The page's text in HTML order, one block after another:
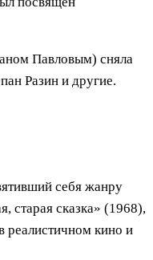
Павловым) сняла
Разин и другие.
себя жанру
старая сказка» (1968),
реалистичном кино и